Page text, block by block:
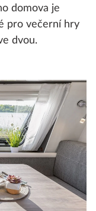
domova je
pro večerní hry
dvou.